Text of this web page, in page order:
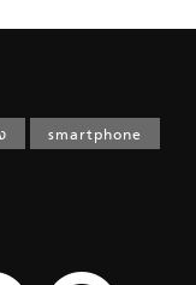
smartphone